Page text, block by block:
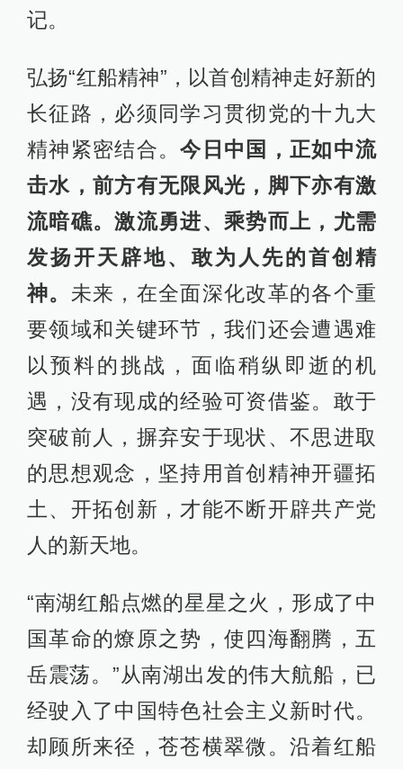
记。
弘扬“红船精神”，以首创精神走好新的
长征路，必须同学习贯彻党的十九大
精神紧密结合。今日中国，正如中流
击水，前方有无限风光，脚下亦有激
流暗礁。激流勇进、乘势而上，尤需
发扬开天辟地、敢为人先的首创精
神。 未来，在全面深化改革的各个重
要领域和关键环节，我们还会遭遇难
以预料的挑战，面临稍纵即逝的机
遇，没有现成的经验可资借鉴。敢于
突破前人，摒弃安于现状、不思进取
的思想观念，坚持用首创精神开疆拓
土、开拓创新，才能不断开辟共产党
人的新天地。
“南湖红船点燃的星星之火，形成了中
国革命的燎原之势，使四海翻腾，五
岳震荡。”从南湖出发的伟大航船，已
经驶入了中国特色社会主义新时代。
却顾所来径，苍苍横翠微。沿着红船